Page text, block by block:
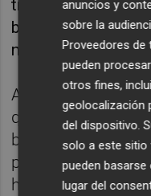
tres, frente al
bálsamo para un
necesitado de
Ahora, quiere dar
que se ha tomado
buscará la que
partido oficial del
ha conseguido
anuncios y
sobre la
Proveedores de
pueden
otros fines,
geolocalización
del dispositivo.
solo a este sitio
pueden basarse
lugar del